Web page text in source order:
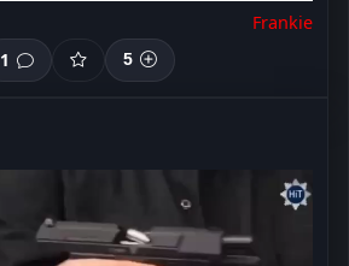
Frankie
1
5